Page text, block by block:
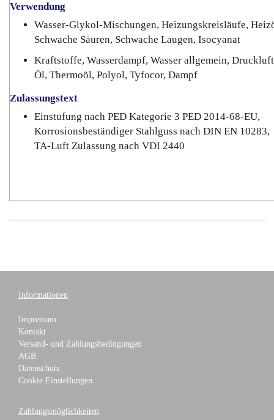
Verwendung
Wasser-Glykol-Mischungen, Heizungskreisläufe,
Schwache Säuren, Schwache Laugen, Isocyanat
Kraftstoffe, Wasserdampf, Wasser allgemein,
Öl, Thermoöl, Polyol, Tyfocor, Dampf
Zulassungstext
Einstufung nach PED Kategorie 3 PED 2014-68-EU,
Korrosionsbeständiger Stahlguss nach DIN EN 10283,
TA-Luft Zulassung nach VDI 2440
Informationen
Impressum
Kontakt
Versand- und Zahlungsbedingungen
AGB
Datenschutz
Cookie Einstellungen
Zahlungsmöglichkeiten